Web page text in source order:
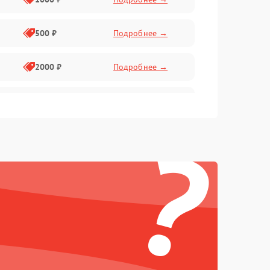
500 ₽ Подробнее →
2000 ₽ Подробнее →
1000 ₽
Подробнее →
?